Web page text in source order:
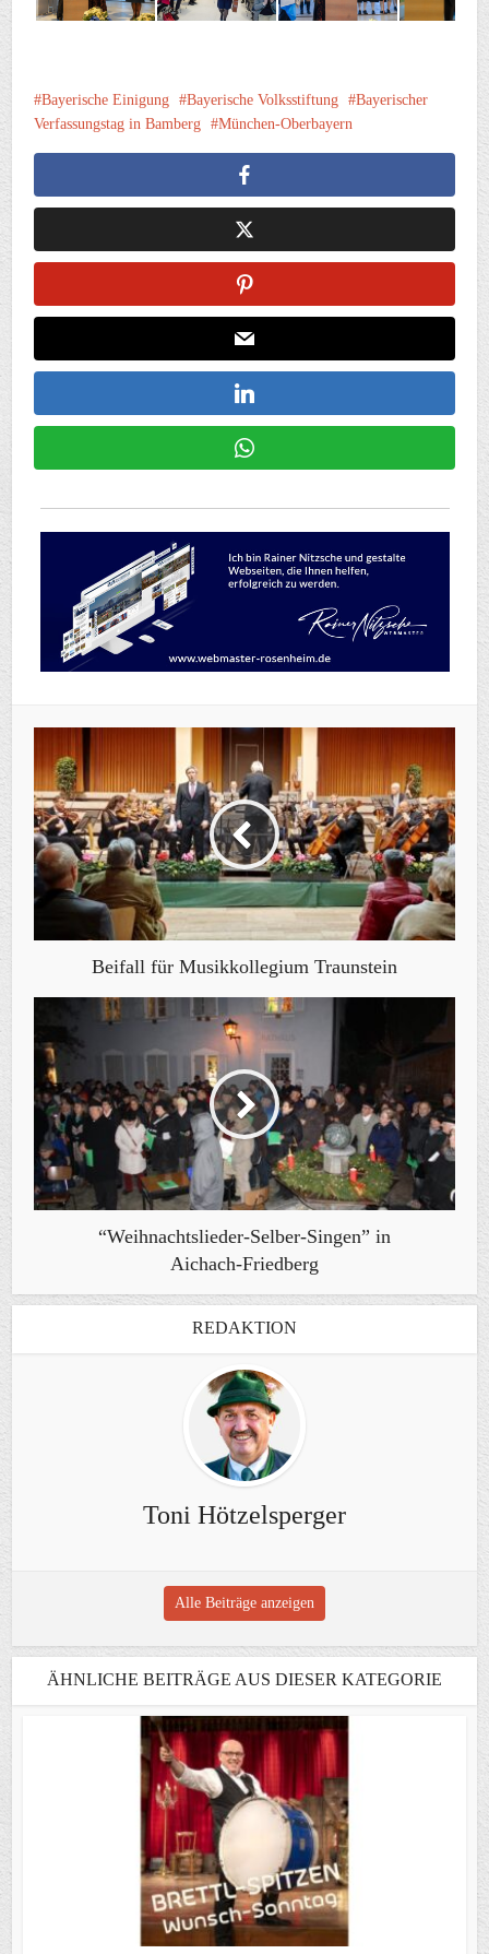
Bayerische Einigung Bayerische Volksstiftung
Bayerischer
Verfassungstag in Bamberg
München-Oberbayern
Beifall für Musikkollegium Traunstein
“Weihnachtslieder-Selber-Singen” in
Aichach-Friedberg
REDAKTION
Toni Hötzelsperger
Alle Beiträge anzeigen
ÄHNLICHE BEITRÄGE AUS DIESER KATEGORIE